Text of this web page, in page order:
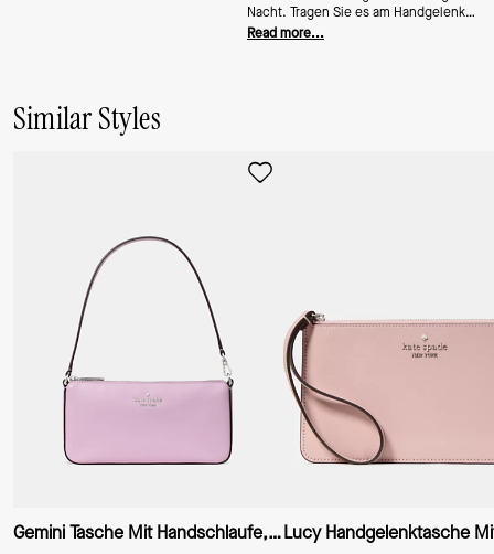
Nacht. Tragen Sie es am Handgelenk
oder befestigen Sie es an Ihrer
Read more...
Similar Styles
Gemini Tasche Mit Handschlaufe, Wandelbar